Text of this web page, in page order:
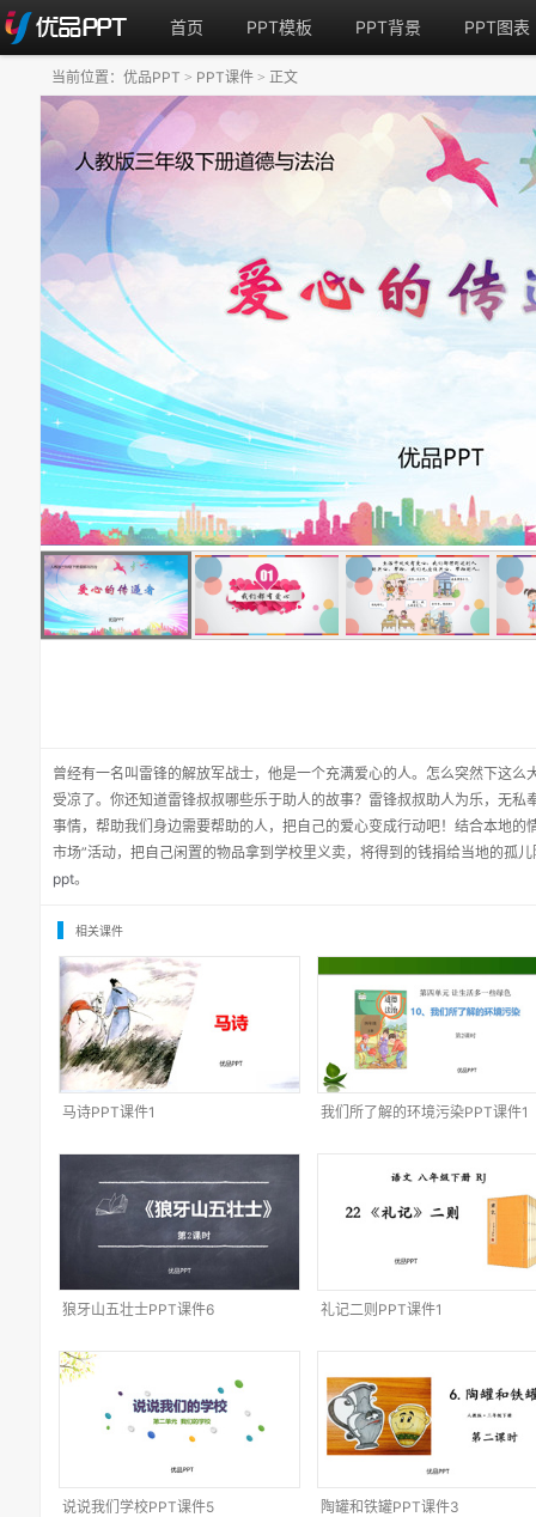
首页 PPT模板 PPT背景 PPT图表
曾经有一名叫雷锋的解放军战士，他是一个充满爱心的人。怎么突然下这
受凉了。你还知道雷锋叔叔哪些乐于助人的故事？雷锋叔叔助人为乐，无
事情，帮助我们身边需要帮助的人，把自己的爱心变成行动吧！结合本地的
市场”活动，把自己闲置的物品拿到学校里义卖，将得到的钱捐给当地的孤
ppt。
当前位置： 优品PPT > PPT课件 > 正文
相关课件
马诗PPT课件1 我们所了解的环境污染PPT课件1
狼牙山五壮士PPT课件6 礼记二则PPT课件1
说说我们学校PPT课件5 陶罐和铁罐PPT课件3